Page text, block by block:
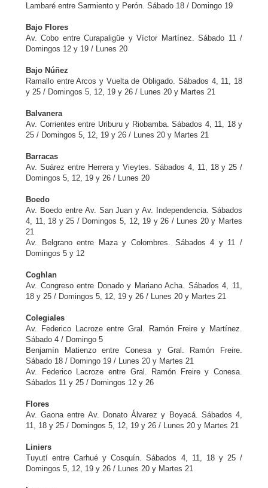
Lambaré entre Sarmiento y Perón. Sábado 18 / Domingo 19
Bajo Flores
Av. Cobo entre Curapaligüe y Víctor Martínez. Sábado 11 /
Domingos 12 y 19 / Lunes 20
Bajo Núñez
Ramallo entre Arcos y Vuelta de Obligado. Sábados 4, 11, 18
y 25 / Domingos 5, 12, 19 y 26 / Lunes 20 y Martes 21
Balvanera
Av. Corrientes entre Uriburu y Riobamba. Sábados 4, 11, 18 y
25 / Domingos 5, 12, 19 y 26 / Lunes 20 y Martes 21
Barracas
Av. Suárez entre Herrera y Vieytes. Sábados 4, 11, 18 y 25 /
Domingos 5, 12, 19 y 26 / Lunes 20
Boedo
Av. Boedo entre Av. San Juan y Av. Independencia. Sábados
4, 11, 18 y 25 / Domingos 5, 12, 19 y 26 / Lunes 20 y Martes
21
Av. Belgrano entre Maza y Colombres. Sábados 4 y 11 /
Domingos 5 y 12
Coghlan
Av. Congreso entre Donado y Mariano Acha. Sábados 4, 11,
18 y 25 / Domingos 5, 12, 19 y 26 / Lunes 20 y Martes 21
Colegiales
Av. Federico Lacroze entre Gral. Ramón Freire y Martínez.
Sábado 4 / Domingo 5
Benjamín Matienzo entre Conesa y Gral. Ramón Freire.
Sábado 18 / Domingo 19 / Lunes 20 y Martes 21
Av. Federico Lacroze entre Gral. Ramón Freire y Conesa.
Sábados 11 y 25 / Domingos 12 y 26
Flores
Av. Gaona entre Av. Donato Álvarez y Boyacá. Sábados 4,
11, 18 y 25 / Domingos 5, 12, 19 y 26 / Lunes 20 y Martes 21
Liniers
Tuyutí entre Carhué y Cosquín. Sábados 4, 11, 18 y 25 /
Domingos 5, 12, 19 y 26 / Lunes 20 y Martes 21